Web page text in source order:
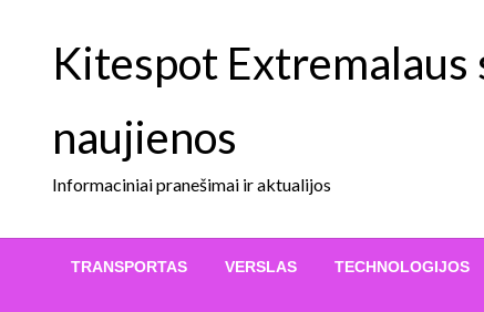
Kitespot
naujienos
Informaciniai pranešimai ir aktualijos
TRANSPORTAS VERSLAS TECHNOLOGIJOS